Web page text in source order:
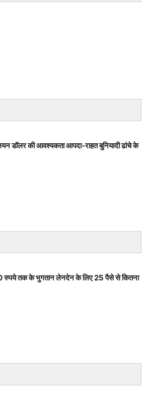
डॉलर की आवश्यकता आपदा-राहत बुनियादी ढांचे के
रुपये तक के भुगतान लेनदेन के लिए 25 पैसे से कितना